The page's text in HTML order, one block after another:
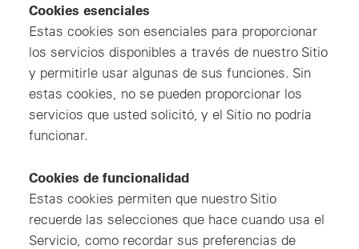
Cookies esenciales
Estas cookies son esenciales para proporcionar
los servicios disponibles a través de nuestro Sitio
y permitirle usar algunas de sus funciones. Sin
estas cookies, no se pueden proporcionar los
servicios que usted solicitó, y el Sitio no podría
funcionar.
Cookies de funcionalidad
Estas cookies permiten que nuestro Sitio
recuerde las selecciones que hace cuando usa el
Servicio, como recordar sus preferencias de